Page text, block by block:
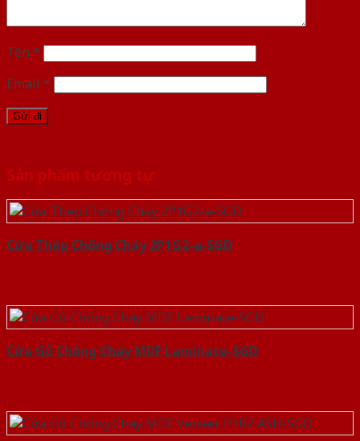
Tên *
Email *
Sản phẩm tương tự
Cửa Thép Chống Cháy 2P1G2-a-SGD
Cửa Gỗ Chống Cháy MDF Laminate-SGD